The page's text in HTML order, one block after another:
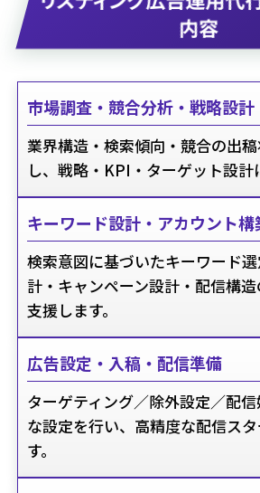
内容
市場調査・競合分析・戦略設計
業界構造・検索傾向・競合の出
し、戦略・KPI・ターゲット設計
キーワード設計・アカウント構
検索意図に基づいたキーワード
計・キャンペーン設計・配信構
支援します。
広告設定・入稿・配信準備
ターゲティング／除外設定／配
な設定を行い、高精度な配信ス
す。